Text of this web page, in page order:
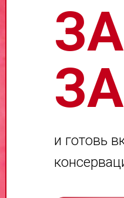
и готовь